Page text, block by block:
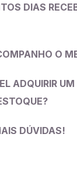
DIAS
O
ADQUIRIR
DÚVIDAS!